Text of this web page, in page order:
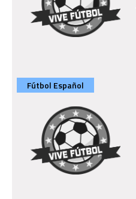
Fútbol Español